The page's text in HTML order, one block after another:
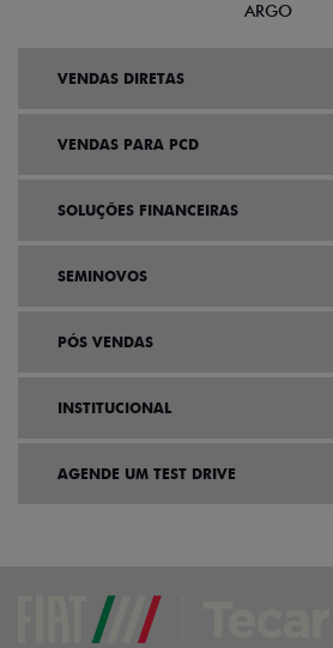
ARGO
VENDAS DIRETAS
VENDAS PARA PCD
SOLUÇÕES FINANCEIRAS
SEMINOVOS
PÓS VENDAS
INSTITUCIONAL
AGENDE UM TEST DRIVE